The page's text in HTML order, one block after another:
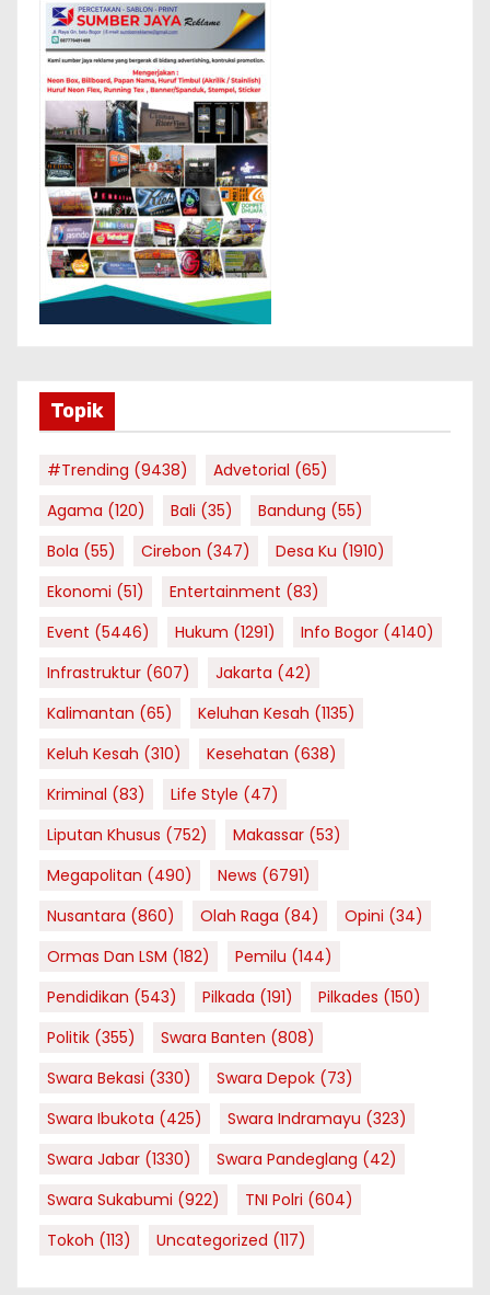
Topik
#Trending (9438) Advetorial (65)
Agama (120) Bali (35) Bandung (55)
Bola (55) Cirebon (347) Desa Ku (1910)
Ekonomi (51) Entertainment (83)
Event (5446) Hukum (1291) Info Bogor (4140)
Infrastruktur (607) Jakarta (42)
Kalimantan (65) Keluhan Kesah (1135)
Keluh Kesah (310) Kesehatan (638)
Kriminal (83) Life Style (47)
Liputan Khusus (752) Makassar (53)
Megapolitan (490) News (6791)
Nusantara (860) Olah Raga (84) Opini (34)
Ormas Dan LSM (182) Pemilu (144)
Pendidikan (543) Pilkada (191) Pilkades (150)
Politik (355) Swara Banten (808)
Swara Bekasi (330) Swara Depok (73)
Swara Ibukota (425) Swara Indramayu (323)
Swara Jabar (1330) Swara Pandeglang (42)
Swara Sukabumi (922) TNI Polri (604)
Tokoh (113) Uncategorized (117)